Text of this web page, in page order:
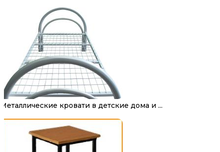
Металлические кровати в детские дома и ...